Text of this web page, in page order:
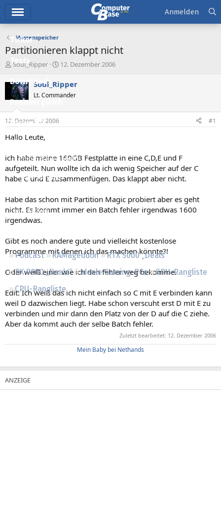
Ticker
Tests
Downloads
Preisvergleich
Forum
Aktuelles
Empfohlene Inhalte
Neue Beiträge
Leserartikel
Podcast RAMageddon
RTX 5000 „Deals“
RX 9000 „Deals“
Ideale Gaming-PCs
GPU-Rangliste
CPU-Rangliste
Anmelden
Massenspeicher
Partitionieren klappt nicht
E
s
t
e
e
r
Soul_Ripper
E
s
t
e
t
12. Dezember 2006
Soul_Ripper
Lt. Commander
12. Dezember 2006 #1
Hallo Leute,
ich habe meine 160GB Festplatte in eine C,D,E und F
aufgeteilt. Nun wollte ich da ich wenig Speicher auf der C
habe C und E zusammenfügen. Das klappt aber nicht.
Habe das schon mit Partition Magic probiert aber es geht
nicht. Es kommt immer ein Batch fehler irgendwas 1600
irgendwas.
Gibt es noch andere gute und vielleicht kostenlose
Programme mit denen ich das machen könnte?!
Oder weiß einer wie ich den fehler weg bekomme.
Edit: Ich weiß das ich nicht einfach so C mit E verbinden kann
weil D dazwischen liegt. Habe schon verscuht erst D mit E zu
verbinden und mir dann den Platz von der D auf die C ziehe.
Aber da kommt auch der selbe Batch fehler.
Zuletzt bearbeitet: 12. Dezember 2006
Mein Baby bei Nethands